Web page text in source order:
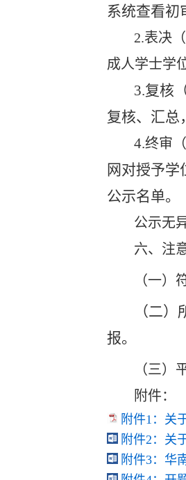
系统查看初
2.表决
成人学士学
3.复核
复核、汇总
4.终审
网对授予学
公示名单。
公示无
六、注
（一）
（二
报。
（三）
附件：
附件1：关
附件2：关
附件3：华